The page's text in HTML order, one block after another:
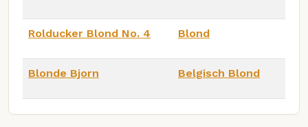
Rolducker Blond No. 4 Blond
Blonde Bjorn Belgisch Blond